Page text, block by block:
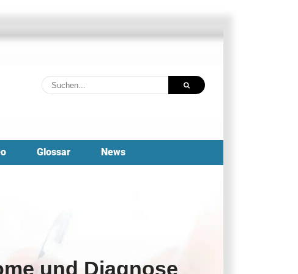
Suche
nach:
Glossar News
und Diagnose